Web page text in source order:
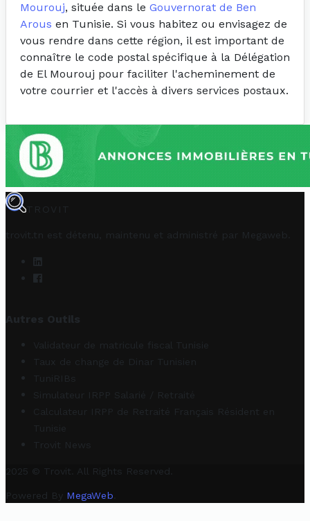
Mourouj, située dans le Gouvernorat de Ben
Arous en Tunisie. Si vous habitez ou envisagez de
vous rendre dans cette région, il est important de
connaître le code postal spécifique à la Délégation
de El Mourouj pour faciliter l'acheminement de
votre courrier et l'accès à divers services postaux.
TROVIT
trovit.tn est détenu, maintenu et administré par Megaweb
Autres Outils
Validateur de matricule fiscal Tunisie
Taux de change de Dinar Tunisien
TuniRIBs
Simulateur IRPP Salarié / Retraité
Calculateur IRPP de Retraité Français Résident en
Tunisie
Trovit News
2025 © Trovit. All Rights Reserved.
Powered By MegaWeb